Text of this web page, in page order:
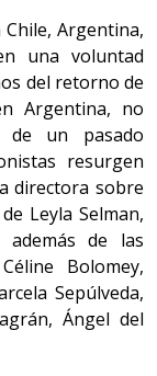
Argentina,
una voluntad
del retorno de
Argentina, no
de un pasado
resurgen
directora sobre
Leyla Selman,
además de las
Bolomey,
Sepúlveda,
Ángel del